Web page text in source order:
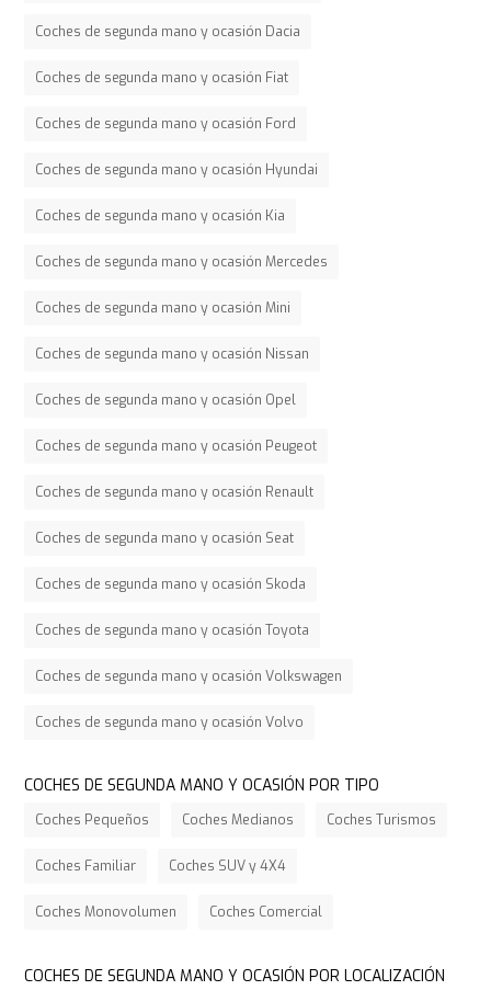
Coches de segunda mano y ocasión Dacia
Coches de segunda mano y ocasión Fiat
Coches de segunda mano y ocasión Ford
Coches de segunda mano y ocasión Hyundai
Coches de segunda mano y ocasión Kia
Coches de segunda mano y ocasión Mercedes
Coches de segunda mano y ocasión Mini
Coches de segunda mano y ocasión Nissan
Coches de segunda mano y ocasión Opel
Coches de segunda mano y ocasión Peugeot
Coches de segunda mano y ocasión Renault
Coches de segunda mano y ocasión Seat
Coches de segunda mano y ocasión Skoda
Coches de segunda mano y ocasión Toyota
Coches de segunda mano y ocasión Volkswagen
Coches de segunda mano y ocasión Volvo
COCHES DE SEGUNDA MANO Y OCASIÓN POR TIPO
Coches Pequeños Coches Medianos Coches Turismos
Coches Familiar Coches SUV y 4X4
Coches Monovolumen Coches Comercial
COCHES DE SEGUNDA MANO Y OCASIÓN POR LOCALIZACIÓN